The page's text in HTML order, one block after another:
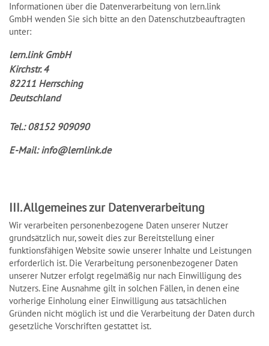
Informationen über die Datenverarbeitung von lern.link
GmbH wenden Sie sich bitte an den Datenschutzbeauftragten
unter:
lern.link GmbH
Kirchstr. 4
82211 Herrsching
Deutschland
Tel.: 08152 909090
E-Mail:info@lernlink.de
III. Allgemeines zur Datenverarbeitung
Wir verarbeiten personenbezogene Daten unserer Nutzer
grundsätzlich nur, soweit dies zur Bereitstellung einer
funktionsfähigen Website sowie unserer Inhalte und Leistungen
erforderlich ist. Die Verarbeitung personenbezogener Daten
unserer Nutzer erfolgt regelmäßig nur nach Einwilligung des
Nutzers. Eine Ausnahme gilt in solchen Fällen, in denen eine
vorherige Einholung einer Einwilligung aus tatsächlichen
Gründen nicht möglich ist und die Verarbeitung der Daten durch
gesetzliche Vorschriften gestattet ist.